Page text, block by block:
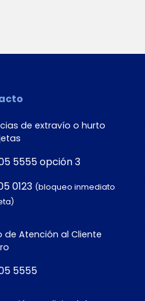
de extravío o hurto
5555 opción 3
0123 (bloqueo inmediato
de Atención al Cliente
5555